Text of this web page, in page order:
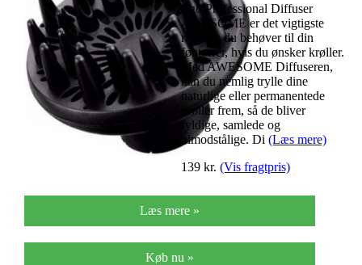
AWESOME
(U)
Ego Professional Diffuser
AWESOME er det vigtigste
redskab du behøver til din
føntørrer, hvis du ønsker krøller.
Med AWESOME Diffuseren,
kan du nemlig trylle dine
naturlige eller permanentede
krøller frem, så de bliver
fyldige, samlede og
uimodstålige. Di (Læs mere)
139 kr. (Vis fragtpris)
Læs mere »
Køb nu »